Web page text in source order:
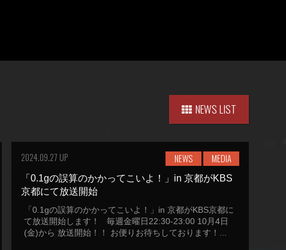
NEWS LIST
2024.09.27 UP NEWS MEDIA
「0.1gの誤算のかかってこいよ！」in 京都がKBS
京都にて放送開始
「0.1gの誤算のかかってこいよ！」in 京都がKBS京都に
て放送開始します！ 毎週金曜日22:30-23:00 10月4日
(金)から 放送開始！！ お便りお待ちしております！...